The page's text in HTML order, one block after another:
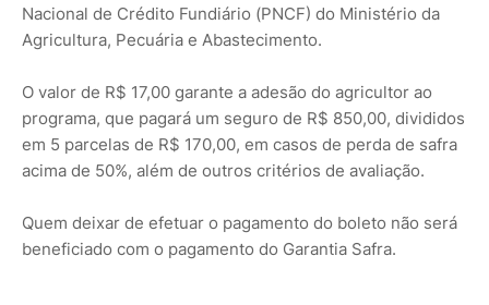
Nacional de Crédito Fundiário (PNCF) do Ministério da
Agricultura, Pecuária e Abastecimento.
O valor de R$ 17,00 garante a adesão do agricultor ao
programa, que pagará um seguro de R$ 850,00, divididos
em 5 parcelas de R$ 170,00, em casos de perda de safra
acima de 50%, além de outros critérios de avaliação.
Quem deixar de efetuar o pagamento do boleto não será
beneficiado com o pagamento do Garantia Safra.